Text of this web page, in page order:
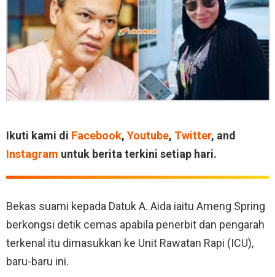
Ikuti kami di Facebook, Youtube, Twitter, and
Instagram untuk berita terkini setiap hari.
Bekas suami kepada Datuk A. Aida iaitu Ameng Spring
berkongsi detik cemas apabila penerbit dan pengarah
terkenal itu dimasukkan ke Unit Rawatan Rapi (ICU),
baru-baru ini.